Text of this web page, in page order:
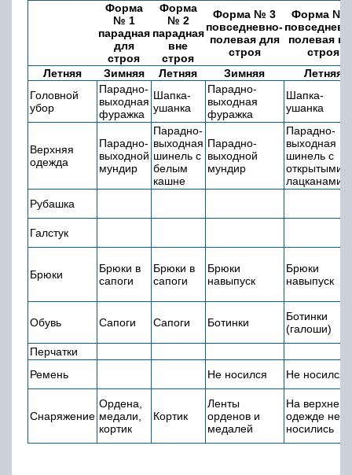
Форма
№ 1
парадная
для
строя
Форма
№ 2
парадная
вне
строя
Форма № 3
повседневно-
полевая для
строя
Форма №
полевая
строя
Летняя
Зимняя Летняя Зимняя
Летняя
Головной
убор
Парадно-
выходная
фуражка
Шапка-
ушанка
Парадно-
выходная
фуражка
Шапка-
ушанка
Верхняя
одежда
Парадно-
выходной
мундир
Парадно-
выходная
шинель с
белым
кашне
Парадно-
выходной
мундир
Парадно-
выходная
шинель с
открытыми
лацканами
Рубашка
Галстук
Брюки
Брюки в
сапоги
Брюки в
сапоги
Брюки
навыпуск
Брюки
навыпуск
Обувь Сапоги Сапоги Ботинки
Ботинки
(галоши)
Перчатки
Ремень
Не носился Не носился
Снаряжение
Ордена,
медали,
кортик
Кортик
Ленты
орденов и
медалей
На верхней
одежде не
носились